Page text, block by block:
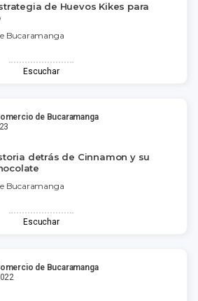
de Huevos Kikes para
Bucaramanga
Escuchar
de Bucaramanga
detrás de Cinnamon y su
Bucaramanga
Escuchar
de Bucaramanga